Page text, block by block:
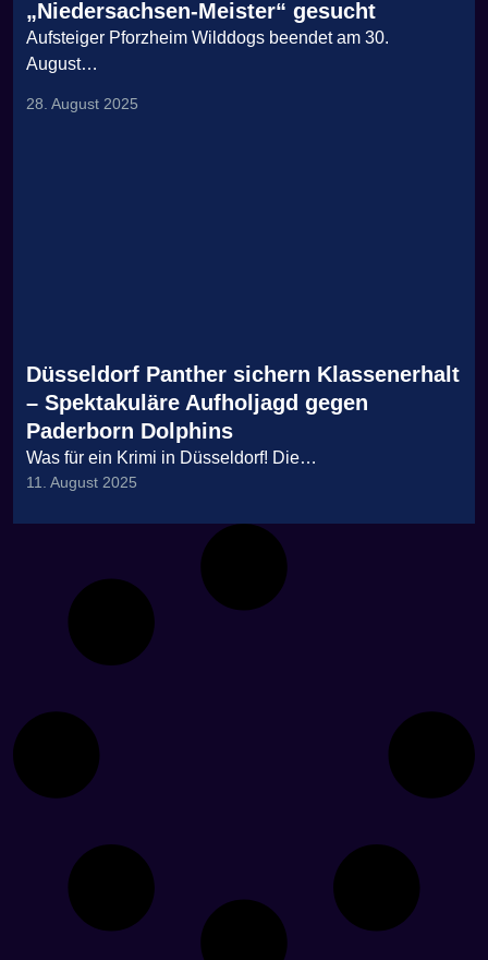
„Niedersachsen-Meister“ gesucht
Aufsteiger Pforzheim Wilddogs beendet am 30.
August…
28. August 2025
Düsseldorf Panther sichern Klassenerhalt
– Spektakuläre Aufholjagd gegen
Paderborn Dolphins
Was für ein Krimi in Düsseldorf! Die…
11. August 2025